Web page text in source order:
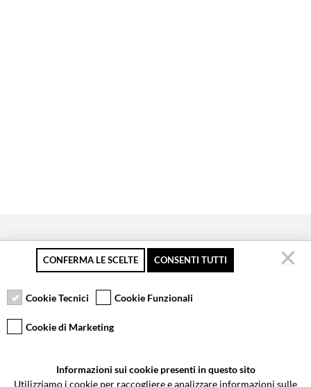
Secure payment
Free returns up to 30
Customer service
Via Galileo Galilei 5 | Verano Brianza (MB) 20843 | ITALY
CONFERMA LE SCELTE CONSENTI TUTTI
Cookie Tecnici Cookie Funzionali
Cookie di Marketing
Informazioni sui cookie presenti in questo sito
Utilizziamo i cookie per raccogliere e analizzare informazioni sulle